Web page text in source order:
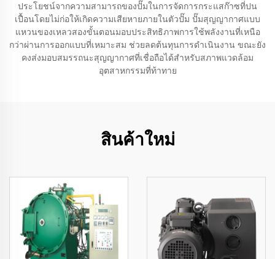
ประโยชน์จากความสามารถของปั๊มในการจัดการกระแสก๊าซที่ปน
เปื้อนโดยไม่ก่อให้เกิดความเสียหายภายในตัวปั๊ม ปั๊มสุญญากาศแบบ
แหวนของเหลวสองขั้นตอนมอบประสิทธิภาพการใช้พลังงานที่เหนือ
กว่าผ่านการออกแบบที่เหมาะสม ช่วยลดต้นทุนการดำเนินงาน ขณะยัง
คงส่งมอบสมรรถนะสุญญากาศที่เชื่อถือได้สำหรับสภาพแวดล้อม
อุตสาหกรรมที่ท้าทาย
สินค้าใหม่